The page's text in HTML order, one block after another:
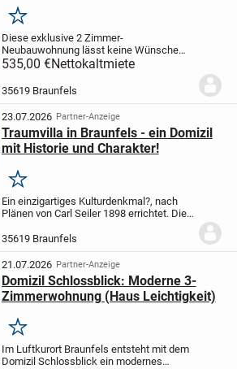
Merken
Diese exklusive 2 Zimmer-
Neubauwohnung lässt keine Wünsche
offen! Genießen Sie auf einer etwas
Wohnfläche von ca. 38 m² pure
535,00 €Nettokaltmiete
35619 Braunfels
23.07.2026 Partner-Anzeige
Traumvilla in Braunfels - ein Domizil
mit Historie und Charakter!
Merken
Ein einzigartiges Kulturdenkmal?, nach
Plänen von Carl Seiler 1898 errichtet. Die
von Braunfels, ein architektonisches
Juwel, das historischen Charme mit...
35619 Braunfels
21.07.2026 Partner-Anzeige
Domizil Schlossblick: Moderne 3-
Zimmerwohnung (Haus Leichtigkeit)
Merken
Im Luftkurort Braunfels entsteht mit dem
Domizil Schlossblick ein modernes